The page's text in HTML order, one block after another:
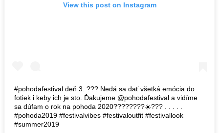
View this post on Instagram
#pohodafestival deň 3. ??? Nedá sa dať všetká emócia do
fotiek i keby ich je sto. Ďakujeme @pohodafestival a vidíme
sa dúfam o rok na pohoda 2020????????☀️??? . . . . .
#pohoda2019 #festivalvibes #festivaloutfit #festivallook
#summer2019